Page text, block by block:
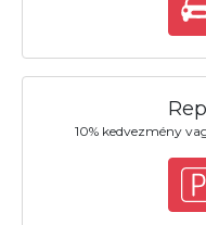
10% kedvezmény